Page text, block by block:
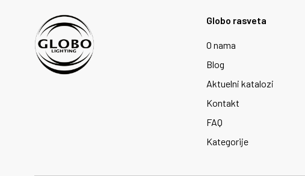
Globo rasveta
O nama
Blog
Aktuelni katalozi
Kontakt
FAQ
Kategorije